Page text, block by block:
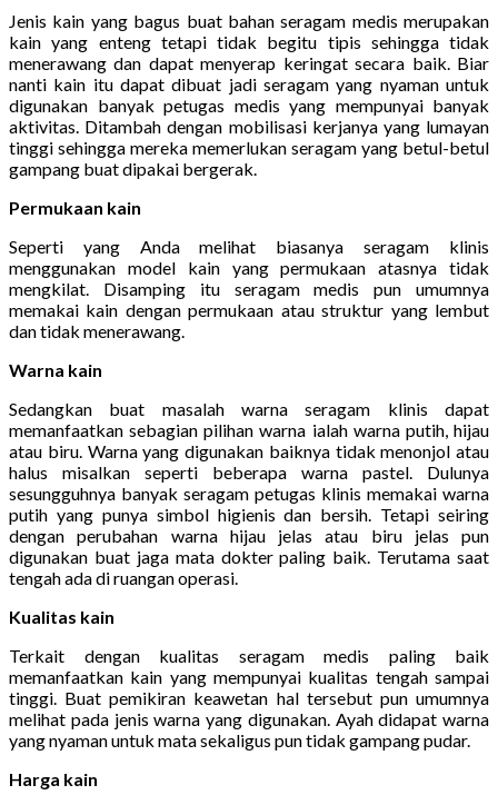
Jenis kain yang bagus buat bahan seragam medis merupakan
kain yang enteng tetapi tidak begitu tipis sehingga tidak
menerawang dan dapat menyerap keringat secara baik. Biar
nanti kain itu dapat dibuat jadi seragam yang nyaman untuk
digunakan banyak petugas medis yang mempunyai banyak
aktivitas. Ditambah dengan mobilisasi kerjanya yang lumayan
tinggi sehingga mereka memerlukan seragam yang betul-betul
gampang buat dipakai bergerak.
Permukaan kain
Seperti yang Anda melihat biasanya seragam klinis
menggunakan model kain yang permukaan atasnya tidak
mengkilat. Disamping itu seragam medis pun umumnya
memakai kain dengan permukaan atau struktur yang lembut
dan tidak menerawang.
Warna kain
Sedangkan buat masalah warna seragam klinis dapat
memanfaatkan sebagian pilihan warna ialah warna putih, hijau
atau biru. Warna yang digunakan baiknya tidak menonjol atau
halus misalkan seperti beberapa warna pastel. Dulunya
sesungguhnya banyak seragam petugas klinis memakai warna
putih yang punya simbol higienis dan bersih. Tetapi seiring
dengan perubahan warna hijau jelas atau biru jelas pun
digunakan buat jaga mata dokter paling baik. Terutama saat
tengah ada di ruangan operasi.
Kualitas kain
Terkait dengan kualitas seragam medis paling baik
memanfaatkan kain yang mempunyai kualitas tengah sampai
tinggi. Buat pemikiran keawetan hal tersebut pun umumnya
melihat pada jenis warna yang digunakan. Ayah didapat warna
yang nyaman untuk mata sekaligus pun tidak gampang pudar.
Harga kain